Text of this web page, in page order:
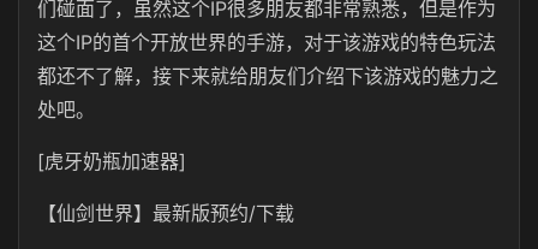
们碰面了，虽然这个IP很多朋友都非常熟悉，但是作为
这个IP的首个开放世界的手游，对于该游戏的特色玩法
都还不了解，接下来就给朋友们介绍下该游戏的魅力之
处吧。
[虎牙奶瓶加速器]
【仙剑世界】最新版预约/下载